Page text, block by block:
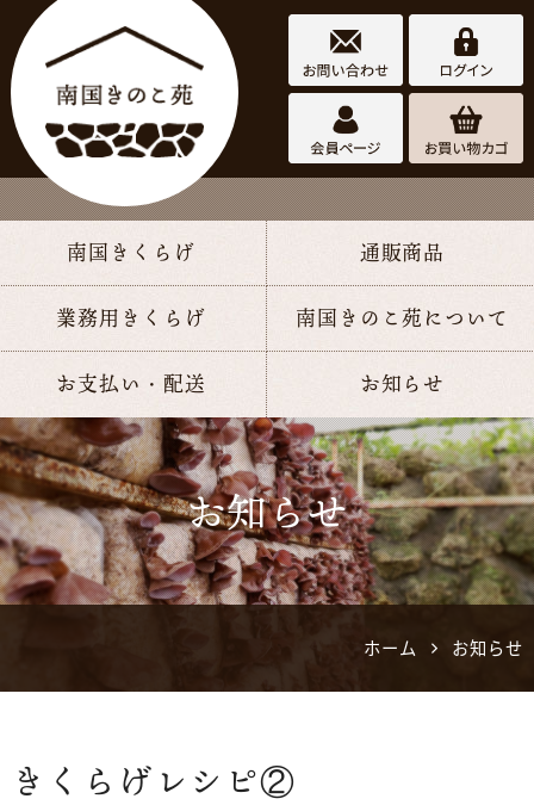
南国きの
こ苑
南国きくらげ 通販商品
業務用きくらげ 南国きのこ苑について
お支払い・配送 お知らせ
お知らせ
ホーム お知らせ
きくらげレシピ②